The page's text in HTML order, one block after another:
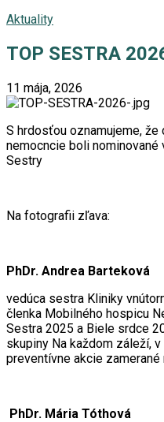
Aktuality
TOP SESTRA
11 mája, 2026
S hrdosťou oznamujeme,
nemocncie boli
Sestry
Na fotografii zľava:
PhDr. Andrea Barteková
vedúca sestra Kliniky
členka Mobilného hospicu
Sestra 2025 a Biele srdce
skupiny Na každom záleží,
preventívne akcie zamerané
PhDr. Mária Tóthová